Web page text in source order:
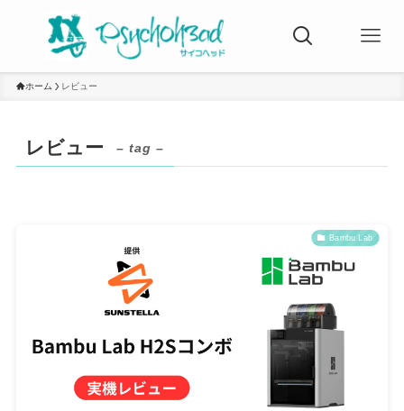
ホーム レビュー
レビュー – tag –
Bambu Lab